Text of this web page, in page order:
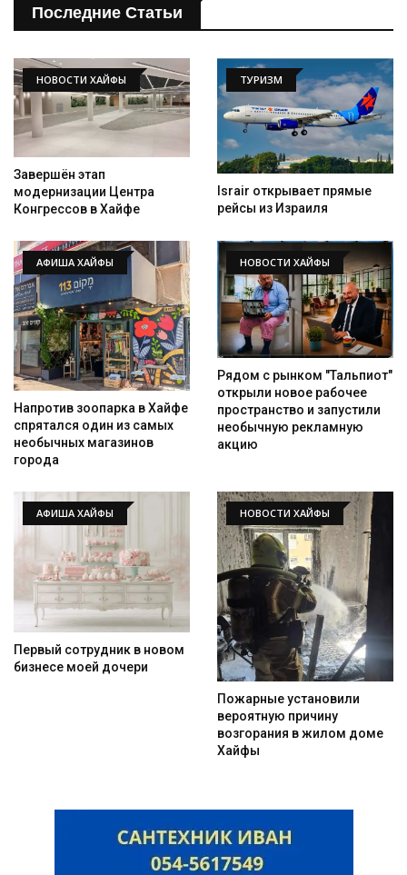
Последние Статьи
НОВОСТИ ХАЙФЫ
Завершён этап
модернизации Центра
Конгрессов в Хайфе
ТУРИЗМ
Israir открывает прямые
рейсы из Израиля
АФИША ХАЙФЫ
Напротив зоопарка в Хайфе
спрятался один из самых
необычных магазинов
города
НОВОСТИ ХАЙФЫ
Рядом с рынком "Тальпиот"
открыли новое рабочее
пространство и запустили
необычную рекламную
акцию
АФИША ХАЙФЫ
Первый сотрудник в новом
бизнесе моей дочери
НОВОСТИ ХАЙФЫ
Пожарные установили
вероятную причину
возгорания в жилом доме
Хайфы